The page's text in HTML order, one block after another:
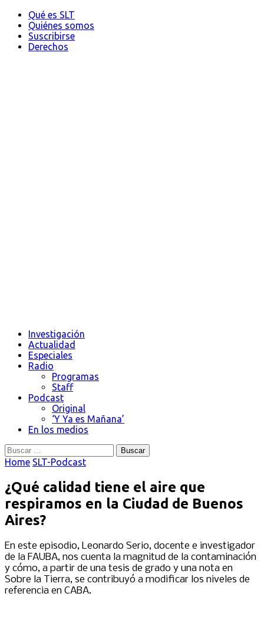
Qué es SLT
Quiénes somos
Suscribirse
Derechos
Investigación
Actualidad
Especiales
Radio
Programas
Staff
Podcast
Original
‘Y Ya es Mañana’
En los medios
Buscar:
Home SLT-Podcast
¿Qué calidad tiene el aire que
respiramos en la Ciudad de Buenos
Aires?
En este episodio, Leonardo Serio, docente e investigador
de la FAUBA, nos cuenta la magnitud de la contaminación
y cómo, a partir de una tesis de grado y una nota en
Sobre la Tierra, se contribuyó a modificar los niveles de
referencia en CABA.